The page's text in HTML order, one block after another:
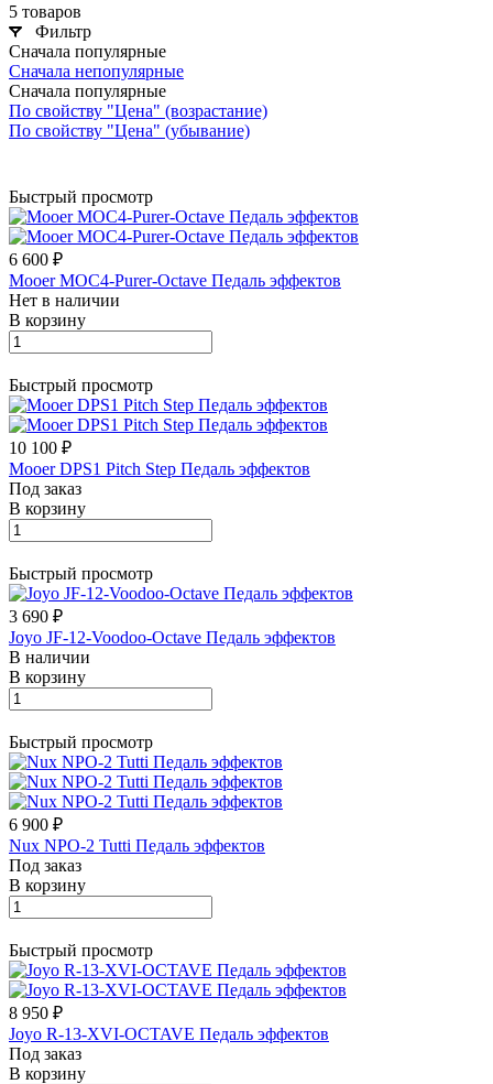
5 товаров
Фильтр
Сначала популярные
Сначала непопулярные
Сначала популярные
По свойству "Цена" (возрастание)
По свойству "Цена" (убывание)
Быстрый просмотр
6 600 ₽
Mooer MOC4-Purer-Octave Педаль эффектов
Нет в наличии
В корзину
Быстрый просмотр
10 100 ₽
Mooer DPS1 Pitch Step Педаль эффектов
Под заказ
В корзину
Быстрый просмотр
3 690 ₽
Joyo JF-12-Voodoo-Octave Педаль эффектов
В наличии
В корзину
Быстрый просмотр
6 900 ₽
Nux NPO-2 Tutti Педаль эффектов
Под заказ
В корзину
Быстрый просмотр
8 950 ₽
Joyo R-13-XVI-OCTAVE Педаль эффектов
Под заказ
В корзину